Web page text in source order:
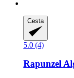
Cesta
5.0 (4)
Rapunzel